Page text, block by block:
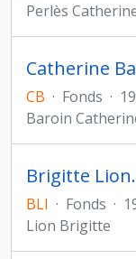
Perlès
CB · Fonds ·
Baroin
BLI · Fonds ·
Lion Brigitte